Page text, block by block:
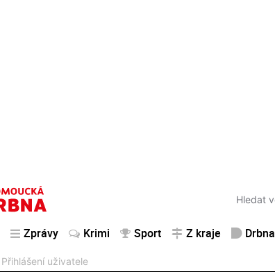
Zprávy Krimi Sport Z kraje Drbna
Přihlášení uživatele